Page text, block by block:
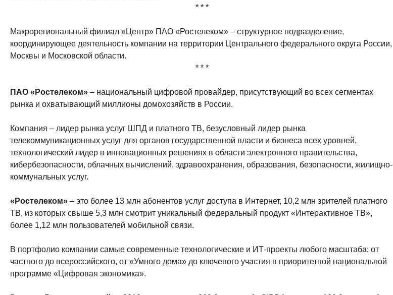
* * *
Макрорегиональный филиал «Центр» ПАО «Ростелеком» – структурное подразделение,
координирующее деятельность компании на территории Центрального федерального округа России,
Москвы и Московской области.
* * *
ПАО «Ростелеком» – национальный цифровой провайдер, присутствующий во всех сегментах
рынка и охватывающий миллионы домохозяйств в России.
Компания – лидер рынка услуг ШПД и платного ТВ, безусловный лидер рынка
телекоммуникационных услуг для органов государственной власти и бизнеса всех уровней,
технологический лидер в инновационных решениях в области электронного правительства,
кибербезопасности, облачных вычислений, здравоохранения, образования, безопасности, жилищно-
коммунальных услуг.
«Ростелеком» – это более 13 млн абонентов услуг доступа в Интернет, 10,2 млн зрителей платного
ТВ, из которых свыше 5,3 млн смотрит уникальный федеральный продукт «Интерактивное ТВ»,
более 1,12 млн пользователей мобильной связи.
В портфолио компании самые современные технологические и ИТ-проекты любого масштаба: от
частного до всероссийского, от «Умного дома» до ключевого участия в приоритетной национальной
программе «Цифровая экономика».